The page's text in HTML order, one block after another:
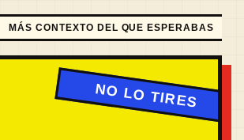
MÁS CONTEXTO DEL QUE ESPERABAS